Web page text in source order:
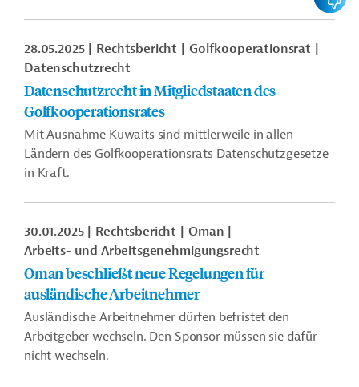
28.05.2025 Rechtsbericht
Golfkooperationsrat
Datenschutzrecht
Datenschutzrecht in Mitgliedstaaten des
Golfkooperationsrates
Mit Ausnahme Kuwaits sind mittlerweile in allen
Ländern des Golfkooperationsrats Datenschutzgesetze
in Kraft.
30.01.2025 Rechtsbericht
Oman
Arbeits- und Arbeitsgenehmigungsrecht
Oman beschließt neue Regelungen für
ausländische Arbeitnehmer
Ausländische Arbeitnehmer dürfen befristet den
Arbeitgeber wechseln. Den Sponsor müssen sie dafür
nicht wechseln.